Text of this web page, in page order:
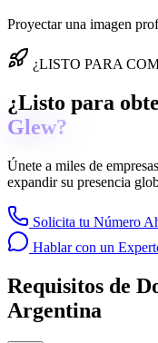
Proyectar una imagen
¿LISTO PARA
¿Listo para
Glew?
Únete a miles de
expandir su presencia
Solicita tu Número
Hablar con un
Requisitos de
Argentina